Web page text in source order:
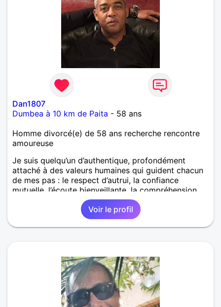
Dan1807
Dumbea à 10 km de Paita - 58 ans
Homme divorcé(e) de 58 ans recherche rencontre
amoureuse
Je suis quelqu’un d’authentique, profondément
attaché à des valeurs humaines qui guident chacun
de mes pas : le respect d’autrui, la confiance
mutuelle, l’écoute bienveillante, la compréhension,
l’honnêteté et la sincérité. Ce sont pour moi les
fondations d’un lien vrai, d’une relation équilibrée où
chacun peut être pleinement lui-même, sans artifice
ni jugement. J’ai appris, au fil de mon parcours, que
plutôt que de diviser. Je crois en la loyauté, en la
parole donnée, et en cette capacité à se soutenir
sans condition, même dans le silence. Je ne cherche
pas simplement une présence, mais une essence.
Une femme avec qui partager un regard dans lequel
Voir le profil